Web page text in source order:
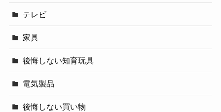
テレビ
家具
後悔しない知育玩具
電気製品
後悔しない買い物